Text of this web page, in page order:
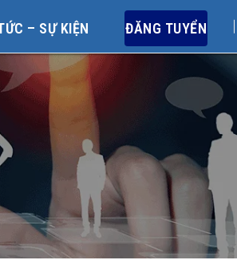
– SỰ KIỆN ĐĂNG TUYỂN